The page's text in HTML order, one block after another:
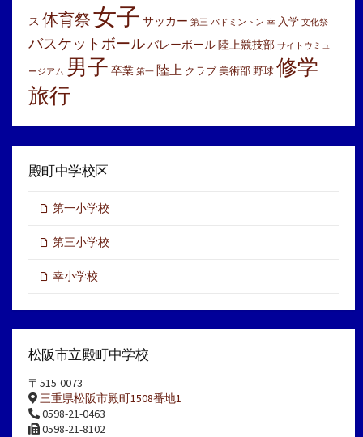
ス 体育祭女子 サッカー 第三 バドミントン 幸 入学 文化祭
バスケットボールバレーボール陸上競技部 サイトウミュ
ージアム 男子 卒業 第一 陸上 クラブ 美術部 野球 修学
旅行
殿町中学校区
第一小学校
第三小学校
幸小学校
松阪市立殿町中学校
〒515-0073
三重県松阪市殿町1508番地1
0598-21-0463
0598-21-8102